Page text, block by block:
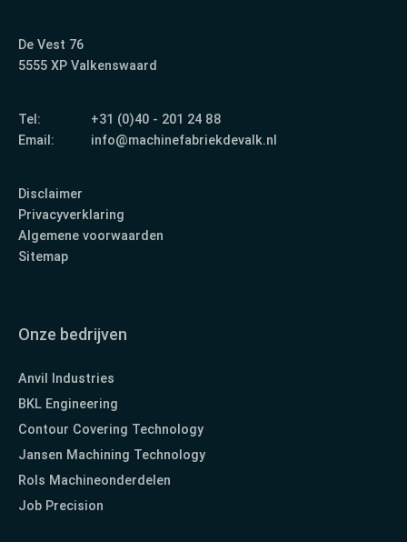
De Vest 76
5555 XP Valkenswaard
Tel:
+31 (0)40 - 201 24 88
Email:
info@machinefabriekdevalk.nl
Disclaimer
Privacyverklaring
Algemene voorwaarden
Sitemap
Onze bedrijven
Anvil Industries
BKL Engineering
Contour Covering Technology
Jansen Machining Technology
Rols Machineonderdelen
Job Precision